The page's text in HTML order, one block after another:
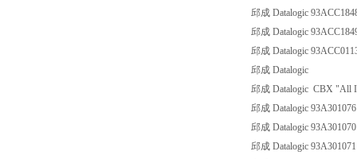
邱成 Datalogic
邱成 Datalogic
邱成 Datalogic
邱成 Datalogic
邱成 Datalogic CBX "All
邱成 Datalogic
邱成 Datalogic
邱成 Datalogic